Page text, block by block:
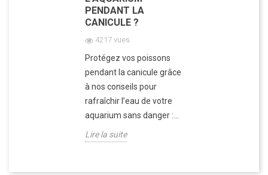
PENDANT LA
CANICULE ?
4217 vues
Protégez vos poissons
pendant la canicule grâce
à nos conseils pour
rafraîchir l’eau de votre
aquarium sans danger :...
Lire la suite